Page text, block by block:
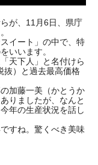
が、11月6日、県庁
イート」の中で、特
いいます。
天下人」と名付けら
抜）と過去最高価格
加藤一美（かとうか
りましたが、なんと
年の生産状況を話し
すね。驚くべき美味